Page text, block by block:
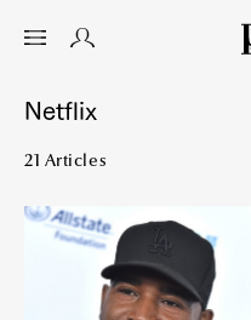
Netflix
21 Articles